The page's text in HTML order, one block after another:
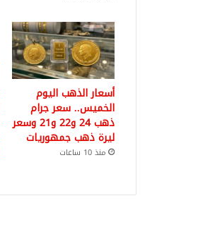
أسعار الذهب اليوم
الخميس.. سعر جرام
ذهب 24 و22 و21 وسعر
ليرة ذهب جمهوريات
منذ 10 ساعات